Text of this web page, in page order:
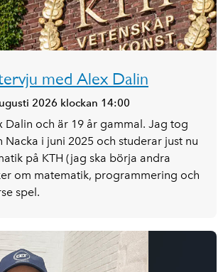
med Alex Dalin
2026 klockan 14:00
Dalin och är 19 år gammal. Jag tog
Nacka i juni 2025 och studerar just nu
på KTH (jag ska börja andra
om matematik, programmering och
spel.